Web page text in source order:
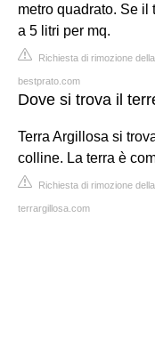
metro quadrato. Se
a 5 litri per mq.
Richiesta di rimozione
bestprato.com
Dove si trova il
Terra Argillosa si
colline. La terra è
Richiesta di rimozione
terrargillosa.com